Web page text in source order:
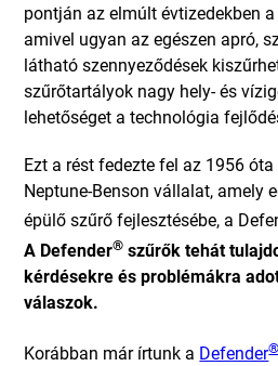
pontján az elmúlt évtizedekben
amivel ugyan az egészen apró,
látható szennyeződések
szűrőtartályok nagy hely- és
lehetőséget a technológia
Ezt a rést fedezte fel az 1956
Neptune-Benson vállalat, amely
épülő szűrő fejlesztésébe, a
A Defender® szűrők tehát
kérdésekre és problémákra
válaszok.
Korábban már írtunk a Defender®